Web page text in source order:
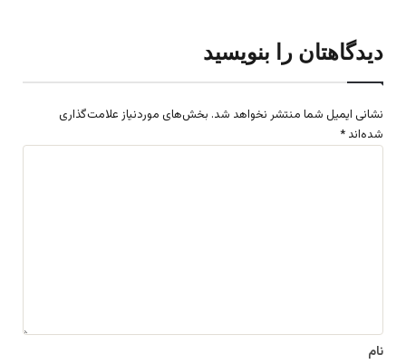
دیدگاهتان را بنویسید
نشانی ایمیل شما منتشر نخواهد شد. بخش‌های موردنیاز علامت‌گذاری
شده‌اند *
نام